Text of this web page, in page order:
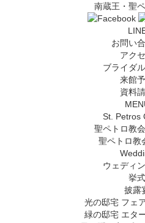
南蔵王・聖
お問い
アク
ブライダ
来館
資料
St. Petros
聖ペトロ教
聖ペトロ教
ウェディ
挙式
披露
光の邸宅 フェ
緑の邸宅 エタ